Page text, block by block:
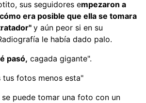
sus seguidores empezaron a
era posible que ella se tomara
y aún peor si en su
le había dado palo.
pasó, cagada gigante".
tus fotos menos esta"
puede tomar una foto con un